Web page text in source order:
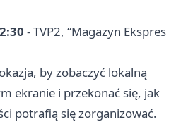
- TVP2, “Magazyn Ekspres
by zobaczyć lokalną
ekranie i przekonać się, jak
potrafią się zorganizować.